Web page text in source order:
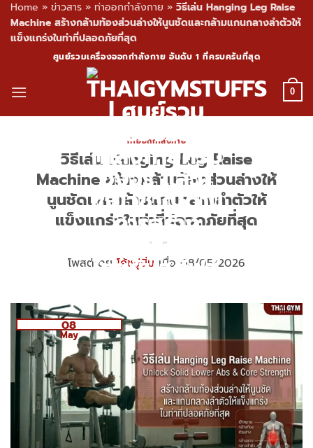
Home » ข่าวสาร » ท่าออกกำลังกาย » วิธีเล่น Hanging Leg Raise
Machine สร้างกล้ามท้องส่วนล่างให้นูนชัดและกล้ามแกนกลางลำตัวให้
แข็งแกร่งในท่าที่ปลอดภัยที่สุด
content
ศูนย์รวมเครื่องออกกำลังกาย อันดับ 1 ที่ครบครันที่สุด
0
ท่าออกกำลังกาย
วิธีเล่น Hanging Leg Raise
Machine สร้างกล้ามท้องส่วนล่างให้
นูนชัดและกล้ามแกนกลางลำตัวให้
แข็งแกร่งในท่าที่ปลอดภัยที่สุด
โพสต์โดย โค้ชปูนิ่ม เมื่อ 08/05/2026
08
May